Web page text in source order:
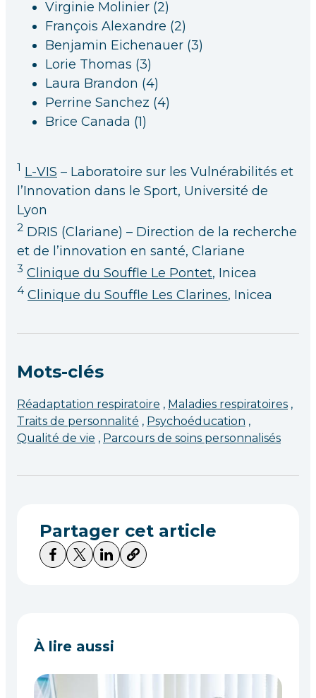
Virginie Molinier (2)
François Alexandre (2)
Benjamin Eichenauer (3)
Lorie Thomas (3)
Laura Brandon (4)
Perrine Sanchez (4)
Brice Canada (1)
1 L-VIS – Laboratoire sur les Vulnérabilités et
l’Innovation dans le Sport, Université de
Lyon
2 DRIS (Clariane) – Direction de la recherche
et de l’innovation en santé, Clariane
3 Clinique du Souffle Le Pontet, Inicea
4 Clinique du Souffle Les Clarines, Inicea
Mots-clés
Réadaptation respiratoire
Maladies respiratoires
Traits de personnalité
Psychoéducation
Qualité de vie
Parcours de soins personnalisés
Partager cet article
À lire aussi